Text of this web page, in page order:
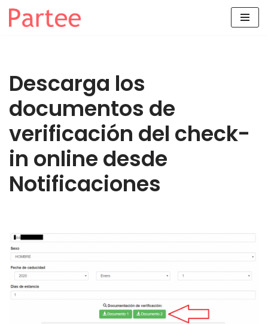
Descarga los
documentos de
verificación del check-
in online desde
Notificaciones